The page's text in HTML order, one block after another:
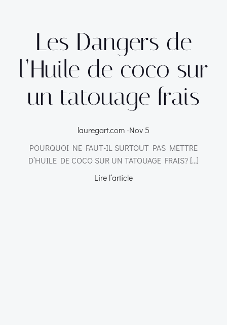
Les Dangers de
l’Huile de coco sur
un tatouage frais
lauregart.com -Nov 5
POURQUOI NE FAUT-IL SURTOUT PAS METTRE
D’HUILE DE COCO SUR UN TATOUAGE FRAIS? […]
Lire l‘article